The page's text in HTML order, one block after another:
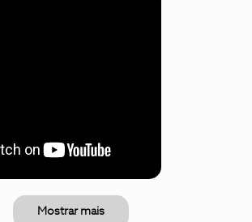
Mostrar mais